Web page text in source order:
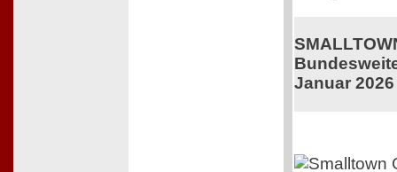
Januar 2026